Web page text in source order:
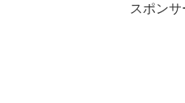
スポンサ